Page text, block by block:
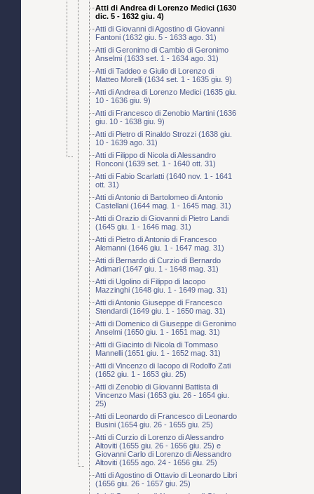
Atti di Andrea di Lorenzo Medici (1630
dic. 5 - 1632 giu. 4)
Atti di Giovanni di Agostino di Giovanni
Fantoni (1632 giu. 5 - 1633 ago. 31)
Atti di Geronimo di Cambio di Geronimo
Anselmi (1633 set. 1 - 1634 ago. 31)
Atti di Taddeo e Giulio di Lorenzo di
Matteo Morelli (1634 set. 1 - 1635 giu. 9)
Atti di Andrea di Lorenzo Medici (1635 giu.
10 - 1636 giu. 9)
Atti di Francesco di Zenobio Martini (1636
giu. 10 - 1638 giu. 9)
Atti di Pietro di Rinaldo Strozzi (1638 giu.
10 - 1639 ago. 31)
Atti di Filippo di Nicola di Alessandro
Ronconi (1639 set. 1 - 1640 ott. 31)
Atti di Fabio Scarlatti (1640 nov. 1 - 1641
ott. 31)
Atti di Antonio di Bartolomeo di Antonio
Castellani (1644 mag. 1 - 1645 mag. 31)
Atti di Orazio di Giovanni di Pietro Landi
(1645 giu. 1 - 1646 mag. 31)
Atti di Pietro di Antonio di Francesco
Alemanni (1646 giu. 1 - 1647 mag. 31)
Atti di Bernardo di Curzio di Bernardo
Adimari (1647 giu. 1 - 1648 mag. 31)
Atti di Ugolino di Filippo di Iacopo
Mazzinghi (1648 giu. 1 - 1649 mag. 31)
Atti di Antonio Giuseppe di Francesco
Stendardi (1649 giu. 1 - 1650 mag. 31)
Atti di Domenico di Giuseppe di Geronimo
Anselmi (1650 giu. 1 - 1651 mag. 31)
Atti di Giacinto di Nicola di Tommaso
Mannelli (1651 giu. 1 - 1652 mag. 31)
Atti di Vincenzo di Iacopo di Rodolfo Zati
(1652 giu. 1 - 1653 giu. 25)
Atti di Zenobio di Giovanni Battista di
Vincenzo Masi (1653 giu. 26 - 1654 giu.
25)
Atti di Leonardo di Francesco di Leonardo
Busini (1654 giu. 26 - 1655 giu. 25)
Atti di Curzio di Lorenzo di Alessandro
Altoviti (1655 giu. 26 - 1656 giu. 25) e
Giovanni Carlo di Lorenzo di Alessandro
Altoviti (1655 ago. 24 - 1656 giu. 25)
Atti di Agostino di Ottavio di Leonardo Libri
(1656 giu. 26 - 1657 giu. 25)